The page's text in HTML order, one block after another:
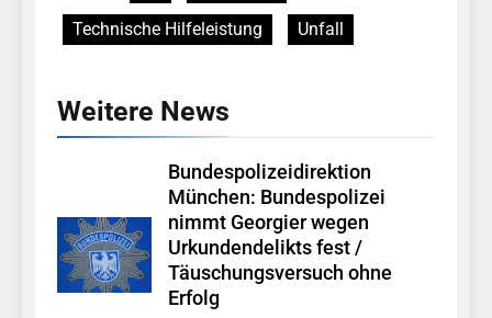
Technische Hilfeleistung
Unfall
Weitere News
Bundespolizeidirektion
München: Bundespolizei
nimmt Georgier wegen
Urkundendelikts fest /
Täuschungsversuch ohne
Erfolg